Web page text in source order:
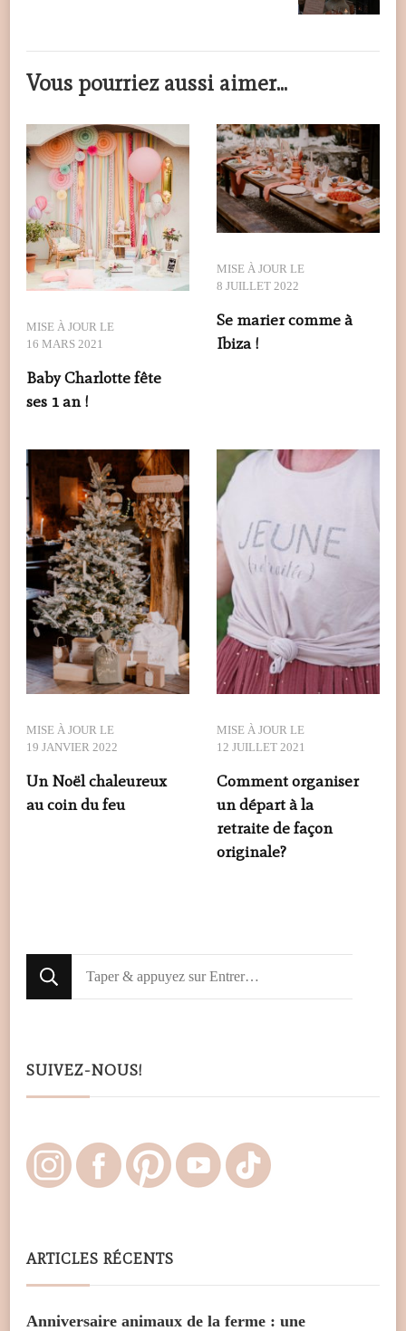
Vous pourriez aussi aimer...
MISE À JOUR LE
16 MARS 2021
Baby Charlotte fête
ses 1 an !
MISE À JOUR LE
8 JUILLET 2022
Se marier comme à
Ibiza !
MISE À JOUR LE
19 JANVIER 2022
Un Noël chaleureux
au coin du feu
MISE À JOUR LE
12 JUILLET 2021
Comment organiser
un départ à la
retraite de façon
originale?
Looking
for
SUIVEZ-NOUS!
ARTICLES RÉCENTS
Anniversaire animaux de la ferme : une